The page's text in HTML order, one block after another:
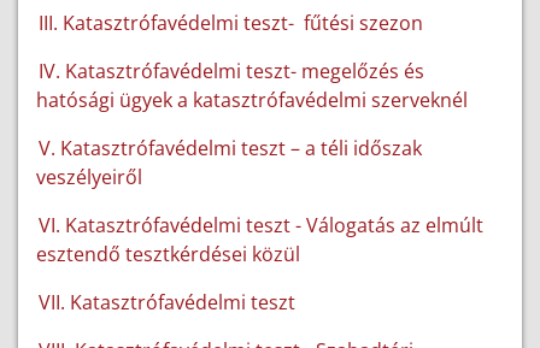
III. Katasztrófavédelmi teszt- fűtési szezon
IV. Katasztrófavédelmi teszt- megelőzés és
hatósági ügyek a katasztrófavédelmi szerveknél
V. Katasztrófavédelmi teszt – a téli időszak
veszélyeiről
VI. Katasztrófavédelmi teszt - Válogatás az elmúlt
esztendő tesztkérdései közül
VII. Katasztrófavédelmi teszt